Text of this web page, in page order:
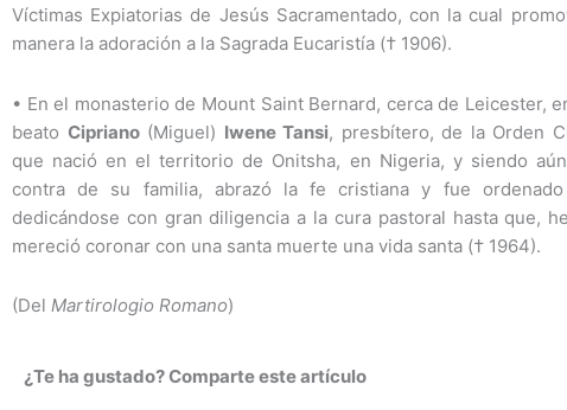
Víctimas Expiatorias de Jesús Sacramentado, con la cual
manera la adoración a la Sagrada Eucaristía († 1906).
• En el monasterio de Mount Saint Bernard, cerca de Leicester,
beato Cipriano(Miguel) Iwene Tansi, presbítero, de la Orden
que nació en el territorio de Onitsha, en Nigeria, y siendo
contra de su familia, abrazó la fe cristiana y fue ordenado
dedicándose con gran diligencia a la cura pastoral hasta que,
mereció coronar con una santa muerte una vida santa († 1964).
(Del Martirologio Romano)
¿Te ha gustado? Comparte este artículo